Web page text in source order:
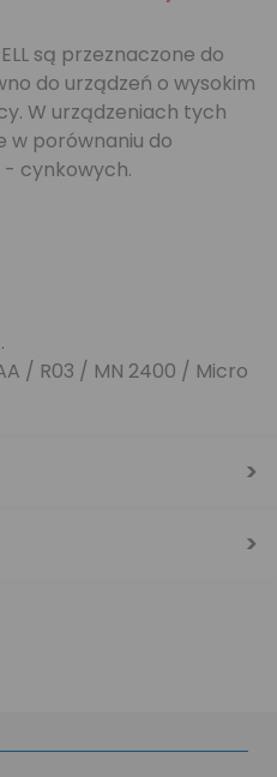
są przeznaczone do
do urządzeń o wysokim
W urządzeniach tych
w porównaniu do
- cynkowych.
/ R03 / MN 2400 / Micro